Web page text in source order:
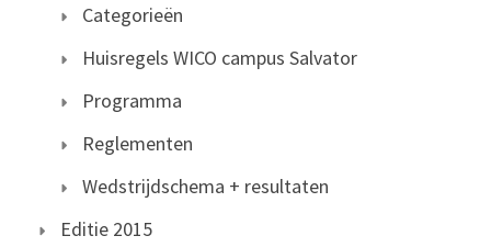
Categorieën
Huisregels WICO campus Salvator
Programma
Reglementen
Wedstrijdschema + resultaten
Editie 2015